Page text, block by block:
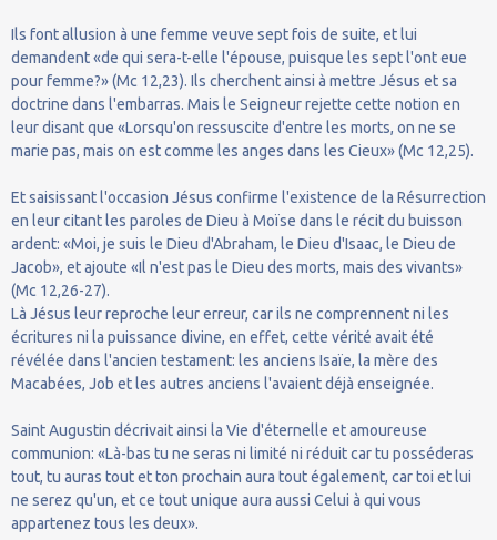
Ils font allusion à une femme veuve sept fois de suite, et lui
demandent «de qui sera-t-elle l'épouse, puisque les sept l'ont eue
pour femme?» (Mc 12,23). Ils cherchent ainsi à mettre Jésus et sa
doctrine dans l'embarras. Mais le Seigneur rejette cette notion en
leur disant que «Lorsqu'on ressuscite d'entre les morts, on ne se
marie pas, mais on est comme les anges dans les Cieux» (Mc 12,25).
Et saisissant l'occasion Jésus confirme l'existence de la Résurrection
en leur citant les paroles de Dieu à Moïse dans le récit du buisson
ardent: «Moi, je suis le Dieu d'Abraham, le Dieu d'Isaac, le Dieu de
Jacob», et ajoute «Il n'est pas le Dieu des morts, mais des vivants»
(Mc 12,26-27).
Là Jésus leur reproche leur erreur, car ils ne comprennent ni les
écritures ni la puissance divine, en effet, cette vérité avait été
révélée dans l'ancien testament: les anciens Isaïe, la mère des
Macabées, Job et les autres anciens l'avaient déjà enseignée.
Saint Augustin décrivait ainsi la Vie d'éternelle et amoureuse
communion: «Là-bas tu ne seras ni limité ni réduit car tu posséderas
tout, tu auras tout et ton prochain aura tout également, car toi et lui
ne serez qu'un, et ce tout unique aura aussi Celui à qui vous
appartenez tous les deux».